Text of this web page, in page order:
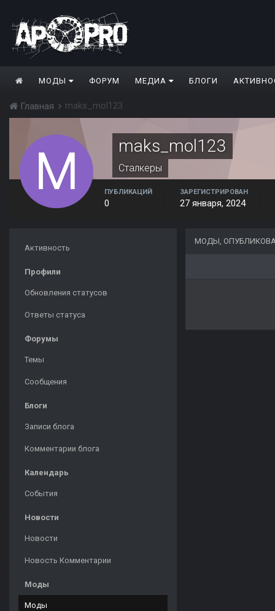
МОДЫ ФОРУМ МЕДИА БЛОГИ
Главная maks_mol123
maks_mol123
Сталкеры
ПУБЛИКАЦИЙ
0
ЗАРЕГИСТРИРОВАН
27 января, 2024
Активность
Профили
Обновления статусов
Ответы статуса
Форумы
Темы
Сообщения
Блоги
Записи блога
Комментарии блога
Календарь
События
Новости
Новости
Новость Комментарии
Моды
Моды
МОДЫ,